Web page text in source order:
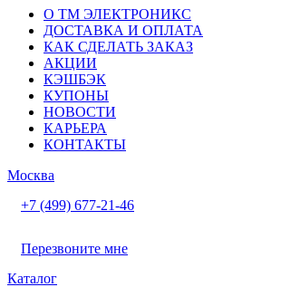
О ТМ ЭЛЕКТРОНИКС
ДОСТАВКА И ОПЛАТА
КАК СДЕЛАТЬ ЗАКАЗ
АКЦИИ
КЭШБЭК
КУПОНЫ
НОВОСТИ
КАРЬЕРА
КОНТАКТЫ
Москва
+7 (499) 677-21-46
Перезвоните мне
Каталог